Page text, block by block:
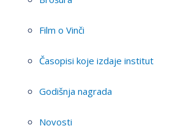
Film o Vinči
Časopisi koje izdaje institut
Godišnja nagrada
Novosti